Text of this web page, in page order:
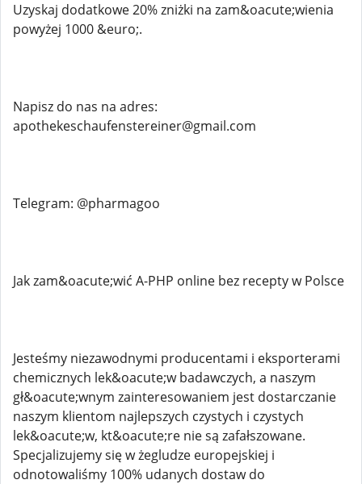
Uzyskaj dodatkowe 20% zniżki na zam&oacute;wienia
powyżej 1000 &euro;.
Napisz do nas na adres:
apothekeschaufenstereiner@gmail.com
Telegram: @pharmagoo
Jak zam&oacute;wić A-PHP online bez recepty w Polsce
Jesteśmy niezawodnymi producentami i eksporterami
chemicznych lek&oacute;w badawczych, a naszym
gł&oacute;wnym zainteresowaniem jest dostarczanie
naszym klientom najlepszych czystych i czystych
lek&oacute;w, kt&oacute;re nie są zafałszowane.
Specjalizujemy się w żegludze europejskiej i
odnotowaliśmy 100% udanych dostaw do